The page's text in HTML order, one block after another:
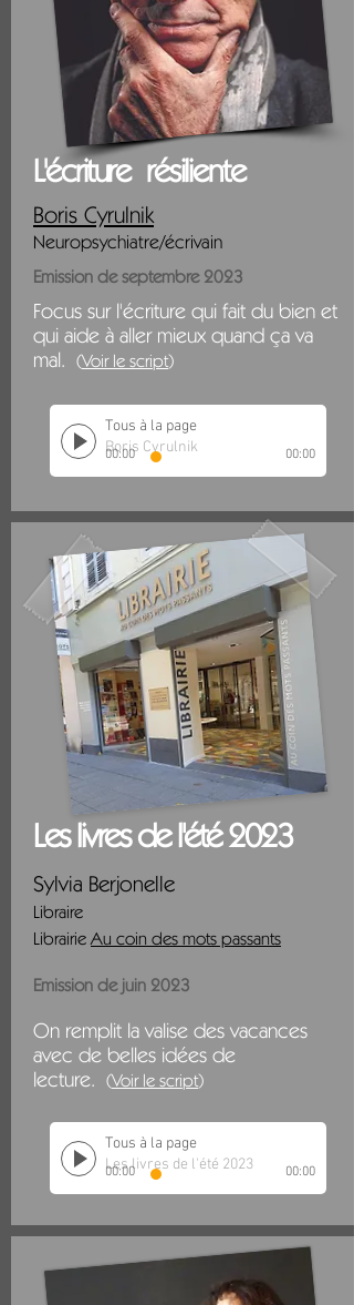
L'écriture résiliente
Boris Cyrulnik
Neuropsychiatre/écrivain
Emission de septembre 2023
Focus sur l'écriture qui fait du bien et
qui aide à aller mieux quand ça va
mal. (Voir le script)
Tous à la page
Boris Cyrulnik
00:00 00:00
Les livres de l'été 2023
Sylvia Berjonelle
Libraire
LibrairieAu coin des mots passants
Emission de juin 2023
On remplit la valise des vacances
avec de belles idées de
lecture. (Voir le script)
Tous à la page
Les livres de l'été 2023
00:00 00:00